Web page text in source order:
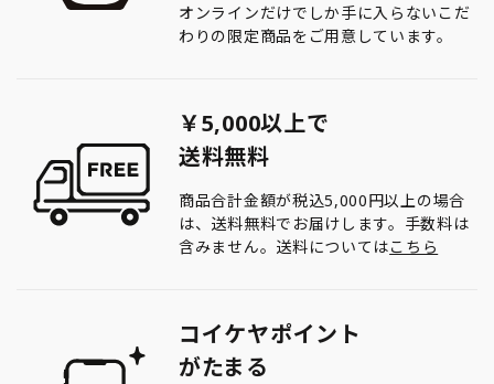
オンラインだけでしか手に入らないこだ
わりの限定商品をご用意しています。
￥5,000以上で
送料無料
商品合計金額が税込5,000円以上の場合
は、送料無料でお届けします。手数料は
含みません。送料についてはこちら
コイケヤポイント
がたまる